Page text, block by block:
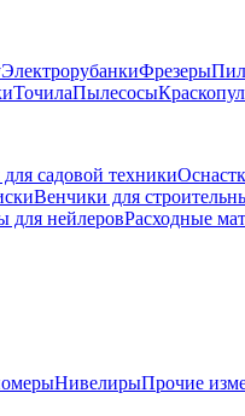
ЭлектрорубанкиФрезеры
ТочилаПылесосы
садовой техники
Венчики для
для нейлеровРасходные
НивелирыПрочие